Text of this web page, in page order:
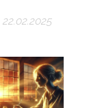
22.02.2025